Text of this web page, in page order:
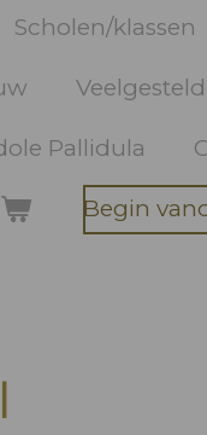
Scholen/klassen
Pallidula
Begin